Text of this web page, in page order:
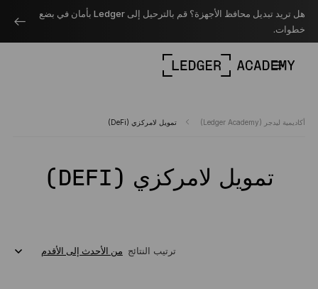
هل تريد تبديل محافظ الأجهزة؟ قم بالترحيل إلى Ledger بأمان في بضع
خطوات.
أكاديمية ليدجر (Ledger Academy) تمويل لامركزي (DeFi)
تمويل لامركزي (DEFI)
ترتيب النتائج